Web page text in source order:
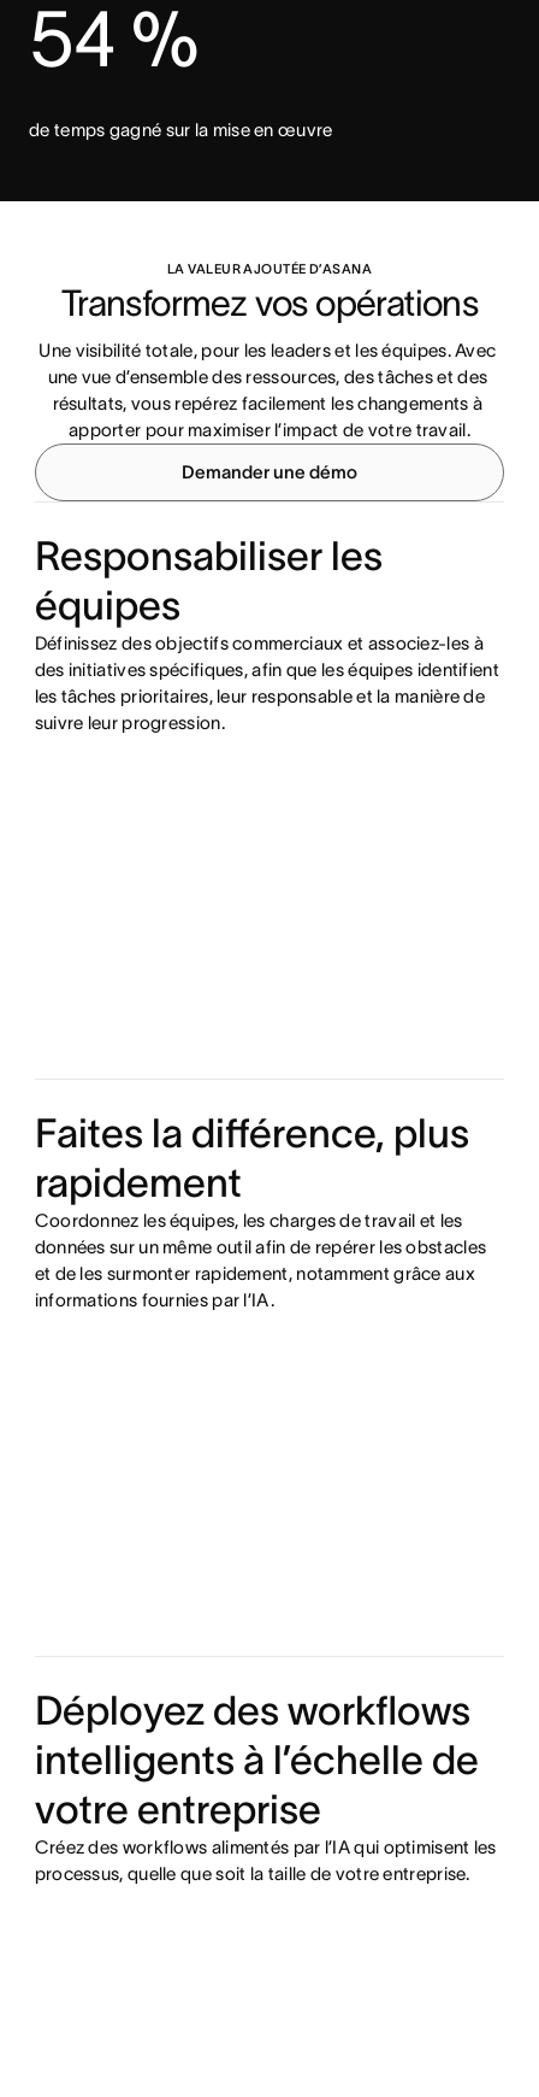
54 %
de temps gagné sur la mise en œuvre
LA VALEUR AJOUTÉE D’ASANA
Transformez vos opérations
Une visibilité totale, pour les leaders et les équipes. Avec
une vue d’ensemble des ressources, des tâches et des
résultats, vous repérez facilement les changements à
apporter pour maximiser l’impact de votre travail.
Demander une démo
Responsabiliser les
équipes
Définissez des objectifs commerciaux et associez-les à
des initiatives spécifiques, afin que les équipes identifient
les tâches prioritaires, leur responsable et la manière de
suivre leur progression.
Faites la différence, plus
rapidement
Coordonnez les équipes, les charges de travail et les
données sur un même outil afin de repérer les obstacles
et de les surmonter rapidement, notamment grâce aux
informations fournies par l’IA.
Déployez des workflows
intelligents à l’échelle de
votre entreprise
Créez des workflows alimentés par l’IA qui optimisent les
processus, quelle que soit la taille de votre entreprise.